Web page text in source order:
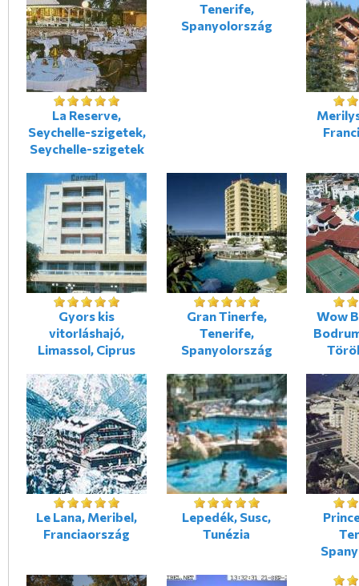
La Reserve,
Seychelle-szigetek,
Seychelle-szigetek
Tenerife,
Spanyolország
Gyors kis
vitorláshajó,
Limassol, Ciprus
Gran Tinerfe,
Tenerife,
Spanyolország
Wow
Le Lana, Meribel,
Franciaország
Lepedék, Susc,
Tunézia